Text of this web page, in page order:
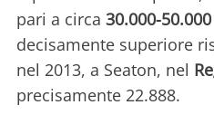
pari a circa 30.000-50.000
decisamente superiore
nel 2013, a Seaton, nel
precisamente 22.888.